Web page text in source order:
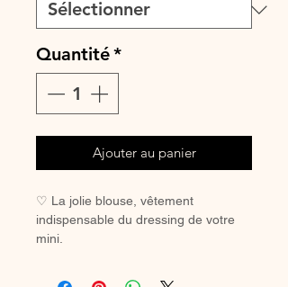
Quantité*
Ajouter au panier
♡ La jolie blouse, vêtement
indispensable du dressing de votre
mini.